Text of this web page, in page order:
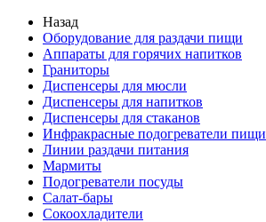
Назад
Оборудование для раздачи пищи
Аппараты для горячих напитков
Граниторы
Диспенсеры для мюсли
Диспенсеры для напитков
Диспенсеры для стаканов
Инфракрасные подогреватели пищи
Линии раздачи питания
Мармиты
Подогреватели посуды
Салат-бары
Сокоохладители